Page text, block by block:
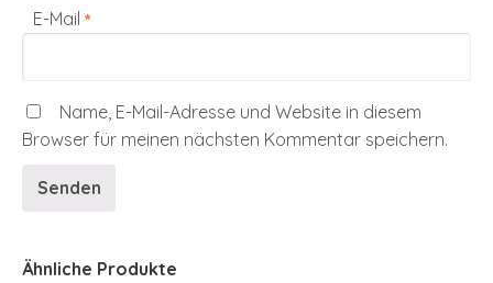
E-Mail *
Name, E-Mail-Adresse und Website in diesem
Browser für meinen nächsten Kommentar speichern.
Ähnliche Produkte